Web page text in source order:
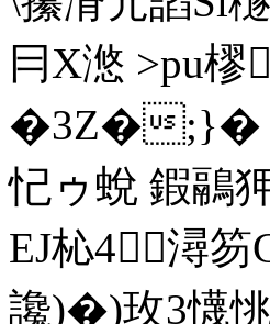
冃X滺 >pu
�3Z�;}� 
忋ゥ蛻 鍜
EJ杺4潯
讒)�)玫3懱